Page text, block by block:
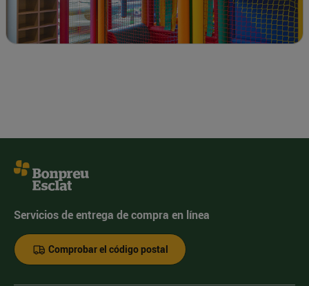
Servicios de entrega de compra en línea
Comprobar el código postal